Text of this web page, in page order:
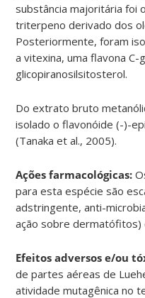
substância majoritária foi
triterpeno derivado dos
Posteriormente, foram
a vitexina, uma flavona
glicopiranosilsitosterol.
Do extrato bruto
isolado o flavonóide (-)-
(Tanaka et al., 2005).
Ações farmacológicas:
para esta espécie são
adstringente, anti-
ação sobre dermatófitos)
Efeitos adversos e/ou
de partes aéreas de
atividade mutagênica no